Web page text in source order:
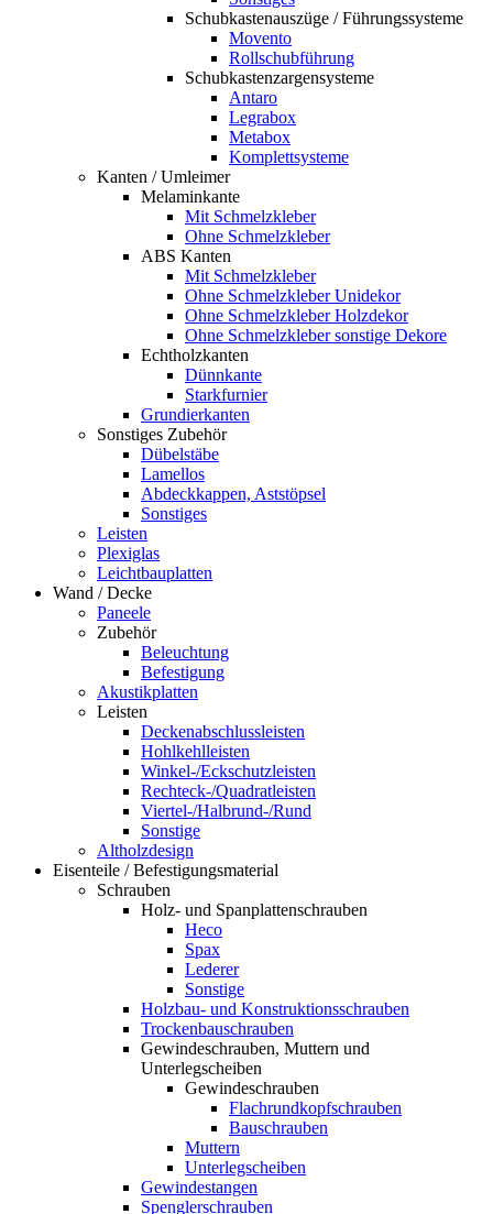
Schubkastenauszüge / Führungssysteme
Movento
Rollschubführung
Schubkastenzargensysteme
Antaro
Legrabox
Metabox
Komplettsysteme
Kanten / Umleimer
Melaminkante
Mit Schmelzkleber
Ohne Schmelzkleber
ABS Kanten
Mit Schmelzkleber
Ohne Schmelzkleber Unidekor
Ohne Schmelzkleber Holzdekor
Ohne Schmelzkleber sonstige Dekore
Echtholzkanten
Dünnkante
Starkfurnier
Grundierkanten
Sonstiges Zubehör
Dübelstäbe
Lamellos
Abdeckkappen, Aststöpsel
Sonstiges
Leisten
Plexiglas
Leichtbauplatten
Wand / Decke
Paneele
Zubehör
Beleuchtung
Befestigung
Akustikplatten
Leisten
Deckenabschlussleisten
Hohlkehlleisten
Winkel-/Eckschutzleisten
Rechteck-/Quadratleisten
Viertel-/Halbrund-/Rund
Sonstige
Altholzdesign
Eisenteile / Befestigungsmaterial
Schrauben
Holz- und Spanplattenschrauben
Heco
Spax
Lederer
Sonstige
Holzbau- und Konstruktionsschrauben
Trockenbauschrauben
Gewindeschrauben, Muttern und
Unterlegscheiben
Gewindeschrauben
Flachrundkopfschrauben
Bauschrauben
Muttern
Unterlegscheiben
Gewindestangen
Spenglerschrauben